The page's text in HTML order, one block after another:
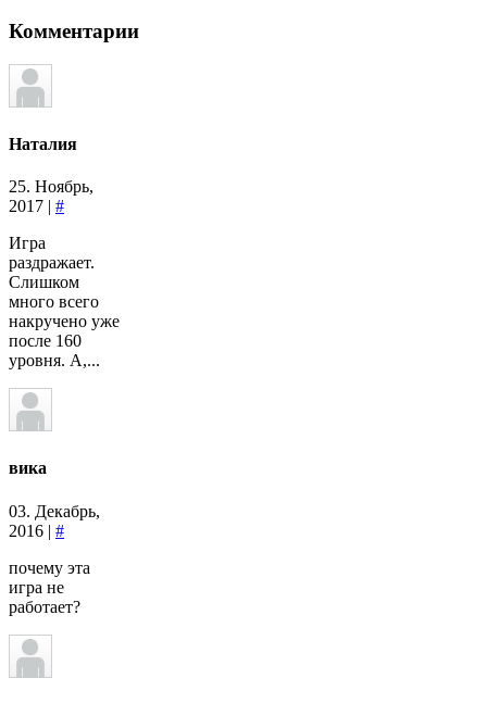
Комментарии
Наталия
25. Ноябрь,
2017 | #
Игра
раздражает.
Слишком
много всего
накручено уже
после 160
уровня. А,...
вика
03. Декабрь,
2016 | #
почему эта
игра не
работает?